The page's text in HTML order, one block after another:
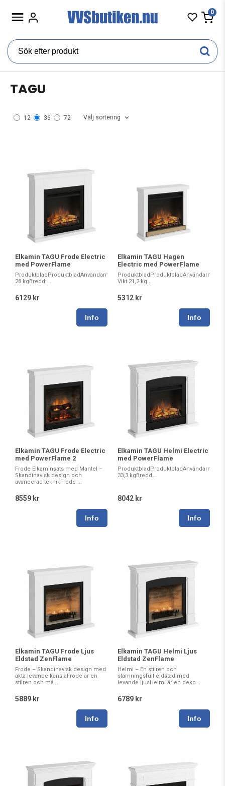
0
TAGU
12 36 72 Välj sortering
Elkamin TAGU Frode Electric
med PowerFlame
ProduktbladProduktbladAnvändarmanualInstallationsmanualMåttVikt:
28 kgBredd: ...
6129 kr
Elkamin TAGU Hagen
Electric med PowerFlame
Vikt 21,2 kg...
5312 kr
Elkamin TAGU Frode Electric
med PowerFlame 2
Frode Elkaminsats med Mantel –
Skandinavisk design och
avancerad teknikFrode ...
8559 kr
Elkamin TAGU Helmi Electric
med PowerFlame
33,3 kgBredd...
8042 kr
Elkamin TAGU Frode Ljus
Eldstad ZenFlame
Frode – Skandinavisk design med
äkta levande känslaFrode är en
stilren och må...
5889 kr
Elkamin TAGU Helmi Ljus
Eldstad ZenFlame
Helmi – En stilren och
stämningsfull eldstad med
levande ljusHelmi är en deko...
6789 kr